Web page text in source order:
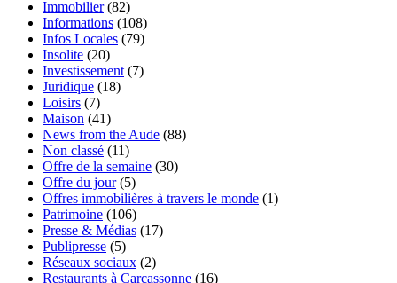
Immobilier(82)
Informations (108)
Infos Locales (79)
Insolite (20)
Investissement(7)
Juridique (18)
Loisirs (7)
Maison (41)
News from the Aude (88)
Non classé (11)
Offre de la semaine (30)
Offre du jour(5)
Offres immobilières à travers le monde (1)
Patrimoine (106)
Presse & Médias (17)
Publipresse (5)
Réseaux sociaux (2)
Restaurants à Carcassonne (16)